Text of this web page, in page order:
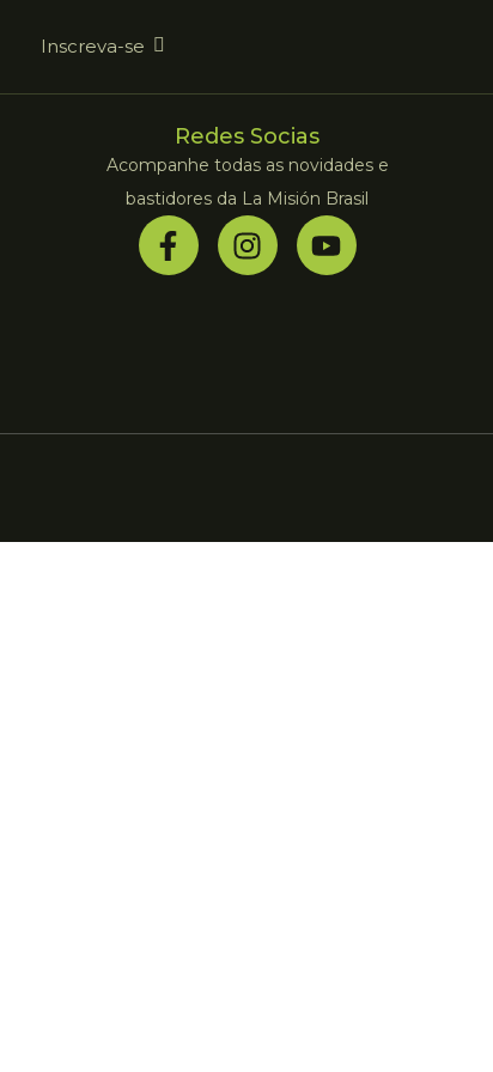
Inscreva-se
Redes Socias
Acompanhe todas as novidades e
bastidores da La Misión Brasil